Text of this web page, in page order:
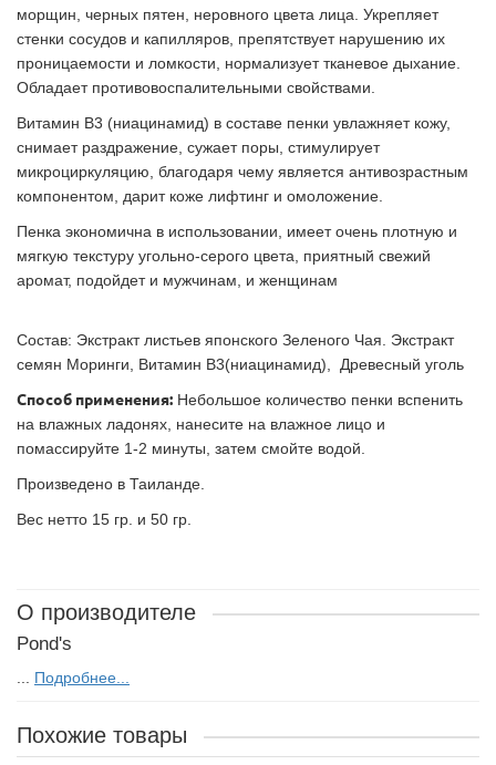
морщин, черных пятен, неровного цвета лица. Укрепляет
стенки сосудов и капилляров, препятствует нарушению их
проницаемости и ломкости, нормализует тканевое дыхание.
Обладает противовоспалительными свойствами.
Витамин B3 (ниацинамид) в составе пенки увлажняет кожу,
снимает раздражение, сужает поры, стимулирует
микроциркуляцию, благодаря чему является антивозрастным
компонентом, дарит коже лифтинг и омоложение.
Пенка экономична в использовании, имеет очень плотную и
мягкую текстуру угольно-серого цвета, приятный свежий
аромат, подойдет и мужчинам, и женщинам
Состав: Экстракт листьев японского Зеленого Чая. Экстракт
семян Моринги, Витамин B3(ниацинамид), Древесный уголь
Способ применения: Небольшое количество пенки вспенить
на влажных ладонях, нанесите на влажное лицо и
помассируйте 1-2 минуты, затем смойте водой.
Произведено в Таиланде.
Вес нетто 15 гр. и 50 гр.
О производителе
Pond's
Подробнее...
Похожие товары